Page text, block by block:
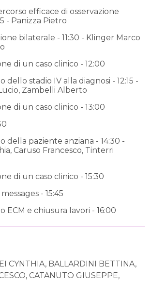
efficace di osservazione
- Panizza Pietro
bilaterale - 11:30 - Klinger Marco
di un caso clinico - 12:00
dello stadio IV alla diagnosi - 12:15 -
Zambelli Alberto
di un caso clinico - 13:00
della paziente anziana - 14:30 -
Caruso Francesco, Tinterri
di un caso clinico - 15:30
- 15:45
ECM e chiusura lavori - 16:00
CYNTHIA, BALLARDINI BETTINA,
CATANUTO GIUSEPPE,